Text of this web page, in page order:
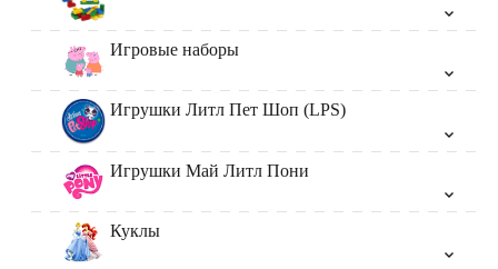
Игровые наборы
Игрушки Литл Пет Шоп (LPS)
Игрушки Май Литл Пони
Куклы